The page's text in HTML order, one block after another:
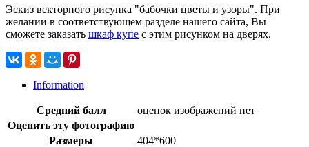
Эскиз векторного рисунка "бабочки цветы и узоры". При
желании в соответствующем разделе нашего сайта, Вы
сможете заказать шкаф купе с этим рисунком на дверях.
Information
Средний балл
оценок изображений нет
Оценить эту фотографию
Размеры
404*600